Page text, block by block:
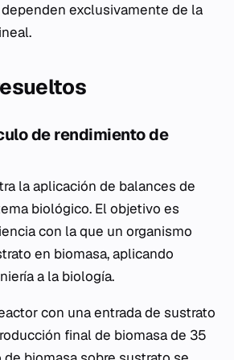
exclusivamente de la
de rendimiento de
la aplicación de balances de
biológico. El objetivo es
con la que un organismo
en biomasa, aplicando
a la biología.
con una entrada de sustrato
final de biomasa de 35